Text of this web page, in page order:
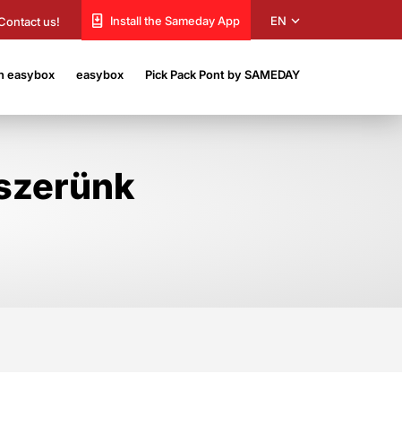
us! Install the Sameday App EN
easybox easybox Pick Pack Pont by SAMEDAY